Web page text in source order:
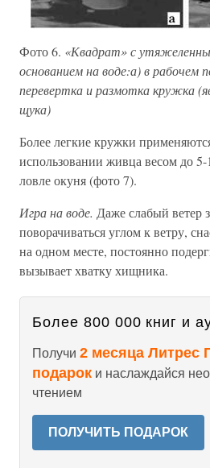
Фото 6. «Квадрат» с
основанием на воде:а) в рабочем
перевертка и размотка кружка
щука)
Более легкие кружки
использовании живца весом до
ловле окуня (фото 7).
Игра на воде. Даже слабый ветер
поворачиваться углом к ветру,
на одном месте, постоянно
вызывает хватку хищника.
Более 800 000 книг и
Получи 2 месяца Литрес
подарок и наслаждайся
чтением
ПОЛУЧИТЬ ПОДАРОК